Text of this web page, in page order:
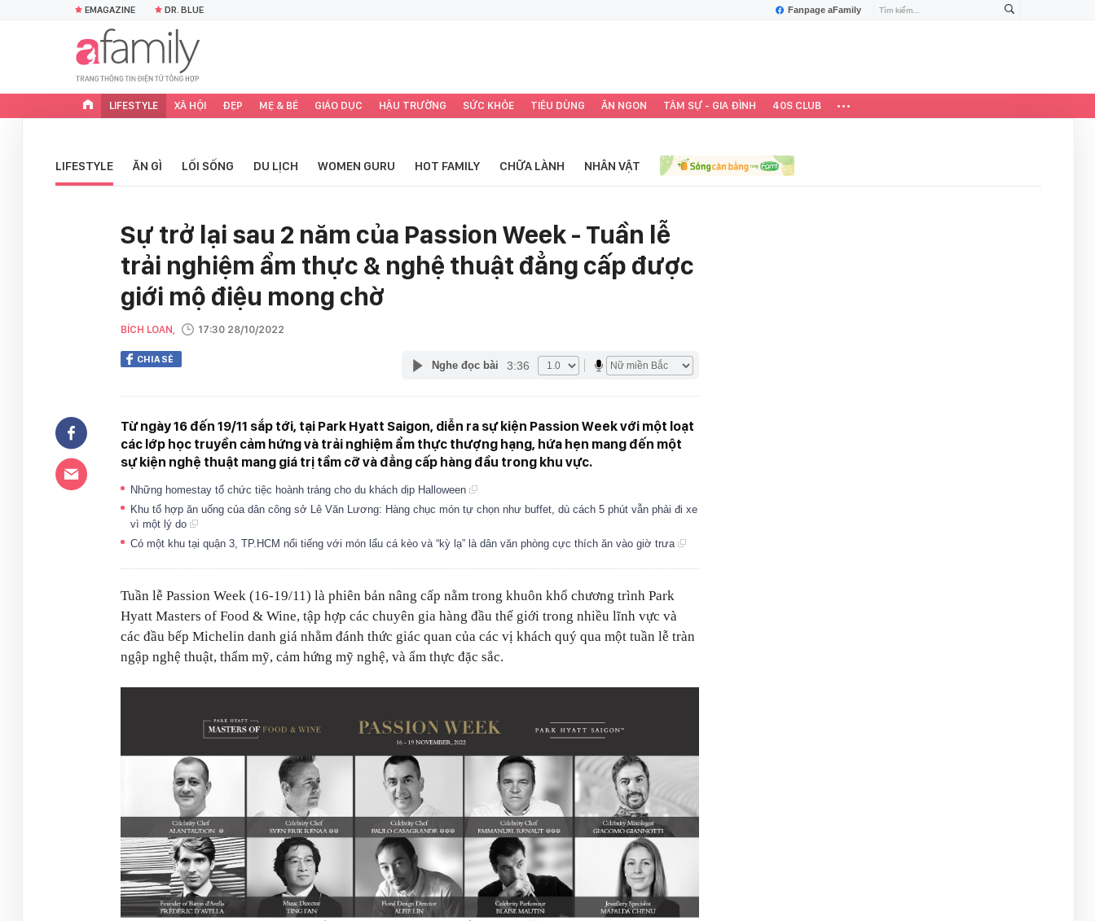
Fanpage aFamily
EMAGAZINE DR. BLUE
LIFESTYLE XÃ HỘI ĐẸP MẸ & BÉ GIÁO DỤC HẬU TRƯỜNG SỨC KHỎE TIÊU DÙNG ĂN NGON TÂM SỰ - GIA ĐÌNH 40S CLUB
LIFESTYLE ĂN GÌ LỐI SỐNG DU LỊCH WOMEN GURU HOT FAMILY CHỮA LÀNH NHÂN VẬT
Sự trở lại sau 2 năm của Passion Week - Tuần lễ
trải nghiệm ẩm thực & nghệ thuật đẳng cấp được
giới mộ điệu mong chờ
BÍCH LOAN, 17:30 28/10/2022
CHIA SẺ Nghe đọc bài 3:36
Từ ngày 16 đến 19/11 sắp tới, tại Park Hyatt Saigon, diễn ra sự kiện Passion Week với một loạt
các lớp học truyền cảm hứng và trải nghiệm ẩm thực thượng hạng, hứa hẹn mang đến một
sự kiện nghệ thuật mang giá trị tầm cỡ và đẳng cấp hàng đầu trong khu vực.
Những homestay tổ chức tiệc hoành tráng cho du khách dịp Halloween
Khu tổ hợp ăn uống của dân công sở Lê Văn Lương: Hàng chục món tự chọn như buffet, dù cách 5 phút vẫn phải đi xe
vì một lý do
Có một khu tại quận 3, TP.HCM nổi tiếng với món lẩu cá kèo và “kỳ lạ” là dân văn phòng cực thích ăn vào giờ trưa
Tuần lễ Passion Week (16-19/11) là phiên bản nâng cấp nằm trong khuôn khổ chương trình Park
Hyatt Masters of Food & Wine, tập hợp các chuyên gia hàng đầu thế giới trong nhiều lĩnh vực và
các đầu bếp Michelin danh giá nhằm đánh thức giác quan của các vị khách quý qua một tuần lễ tràn
ngập nghệ thuật, thẩm mỹ, cảm hứng mỹ nghệ, và ẩm thực đặc sắc.